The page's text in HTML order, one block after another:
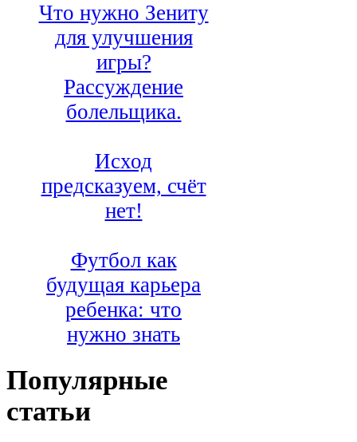
Что нужно Зениту
для улучшения
игры?
Рассуждение
болельщика.
Исход
предсказуем, счёт
нет!
Футбол как
будущая карьера
ребенка: что
нужно знать
Популярные
статьи